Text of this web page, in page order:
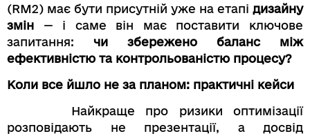
(RM2) має бути присутній уже на етапі дизайну
змін — і саме він має поставити ключове
запитання: чи збережено баланс між
ефективністю та контрольованістю процесу?
Коли все йшло не за планом: практичні кейси
Найкраще про ризики оптимізації
розповідають не презентації, а досвід